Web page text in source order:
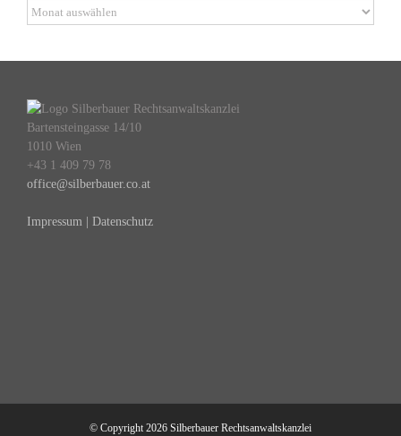
Archiv
Bartensteingasse 14/10
1010 Wien
+43 1 409 79 78
office@silberbauer.co.at
Impressum | Datenschutz
© Copyright 2026 Silberbauer Rechtsanwaltskanzlei